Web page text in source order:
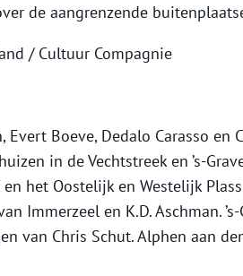
de aangrenzende
/ Cultuur Compagnie
Evert Boeve, Dedalo Carasso en
in de Vechtstreek en ’s-
het Oostelijk en Westelijk
Immerzeel en K.D. Aschman.
van Chris Schut. Alphen aan